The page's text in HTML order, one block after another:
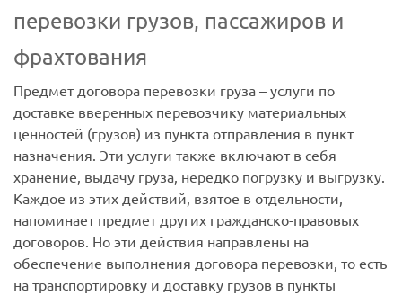
перевозки грузов, пассажиров и
фрахтования
Предмет договора перевозки груза – услуги по
доставке вверенных перевозчику материальных
ценностей (грузов) из пункта отправления в пункт
назначения. Эти услуги также включают в себя
хранение, выдачу груза, нередко погрузку и выгрузку.
Каждое из этих действий, взятое в отдельности,
напоминает предмет других гражданско-правовых
договоров. Но эти действия направлены на
обеспечение выполнения договора перевозки, то есть
на транспортировку и доставку грузов в пункты